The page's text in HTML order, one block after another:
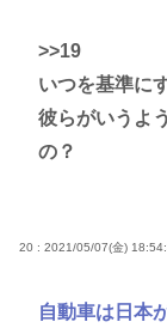
>>19
いつを基準に
彼らがいうよ
の？
20 : 2021/05/07(金)
自動車は日本